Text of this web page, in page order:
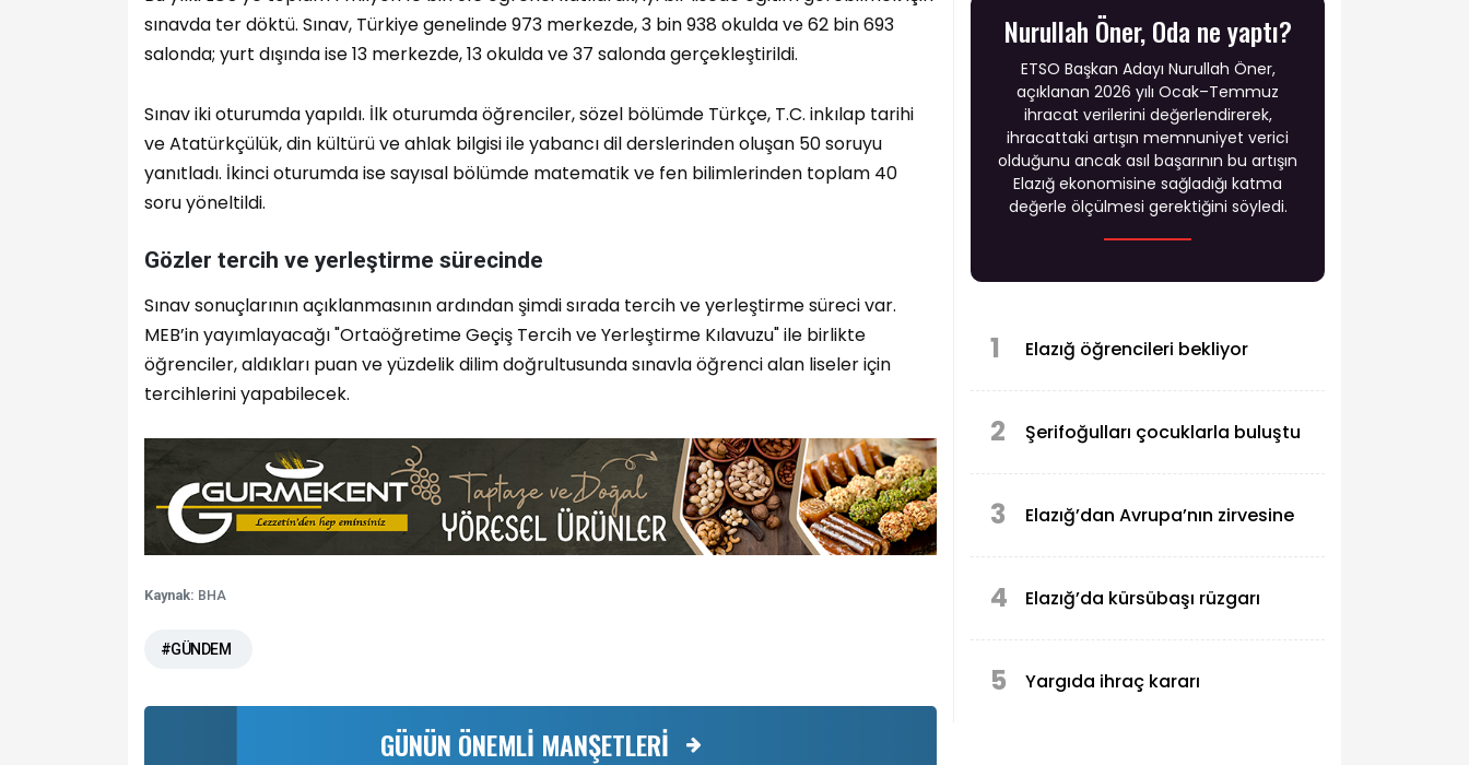
sınavda ter döktü. Sınav, Türkiye genelinde 973 merkezde, 3 bin 938 okulda ve 62 bin 693
salonda; yurt dışında ise 13 merkezde, 13 okulda ve 37 salonda gerçekleştirildi.
Sınav iki oturumda yapıldı. İlk oturumda öğrenciler, sözel bölümde Türkçe, T.C. inkılap tarihi
ve Atatürkçülük, din kültürü ve ahlak bilgisi ile yabancı dil derslerinden oluşan 50 soruyu
yanıtladı. İkinci oturumda ise sayısal bölümde matematik ve fen bilimlerinden toplam 40
soru yöneltildi.
Gözler tercih ve yerleştirme sürecinde
Sınav sonuçlarının açıklanmasının ardından şimdi sırada tercih ve yerleştirme süreci var.
MEB’in yayımlayacağı "Ortaöğretime Geçiş Tercih ve Yerleştirme Kılavuzu" ile birlikte
öğrenciler, aldıkları puan ve yüzdelik dilim doğrultusunda sınavla öğrenci alan liseler için
tercihlerini yapabilecek.
Kaynak: BHA
#GÜNDEM
GÜNÜN ÖNEMLİ MANŞETLERİ
Nurullah Öner, Oda ne yaptı?
ETSO Başkan Adayı Nurullah Öner,
açıklanan 2026 yılı Ocak–Temmuz
ihracat verilerini değerlendirerek,
ihracattaki artışın memnuniyet verici
olduğunu ancak asıl başarının bu artışın
Elazığ ekonomisine sağladığı katma
değerle ölçülmesi gerektiğini söyledi.
1 Elazığ öğrencileri bekliyor
2 Şerifoğulları çocuklarla buluştu
3 Elazığ’dan Avrupa’nın zirvesine
4 Elazığ’da kürsübaşı rüzgarı
5 Yargıda ihraç kararı